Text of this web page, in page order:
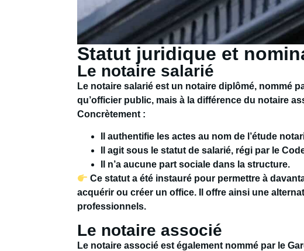
Statut juridique et
Le notaire salarié
Le notaire salarié est un notaire diplômé, nommé
qu’officier public, mais à la différence du notaire
Concrètement :
Il authentifie les actes au nom de l’étude
Il agit sous le statut de salarié, régi par le
Il n’a aucune part sociale dans la structure.
Ce statut a été instauré pour permettre à
acquérir ou créer un office. Il offre ainsi une
professionnels.
Le notaire associé
Le notaire associé est également nommé par le